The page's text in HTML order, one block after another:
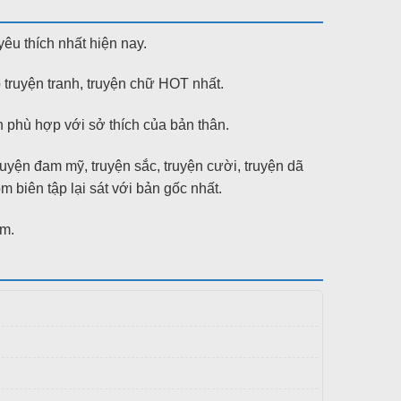
thích nhất hiện nay.
tranh, truyện chữ HOT nhất.
phù hợp với sở thích của bản thân.
đam mỹ, truyện sắc, truyện cười, truyện dã
biên tập lại sát với bản gốc nhất.